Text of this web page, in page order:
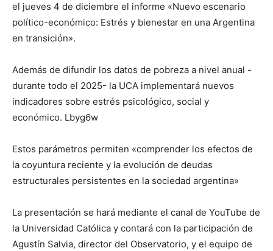
que
se
el jueves 4 de diciembre el informe «Nuevo escenario
político-económico: Estrés y bienestar en una Argentina
en transición».
Además de difundir los datos de pobreza a nivel anual -
durante todo el 2025- la UCA implementará nuevos
indicadores sobre estrés psicológico, social y
económico. Lbyg6w
Estos parámetros permiten «comprender los efectos de
la coyuntura reciente y la evolución de deudas
estructurales persistentes en la sociedad argentina»
La presentación se hará mediante el canal de YouTube de
la Universidad Católica y contará con la participación de
Agustín Salvia, director del Observatorio, y el equipo de